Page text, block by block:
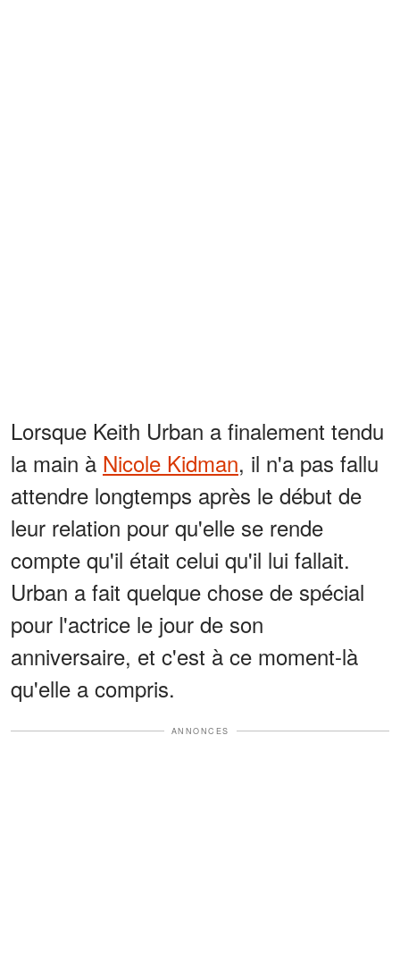
Lorsque Keith Urban a finalement tendu
la main à Nicole Kidman, il n'a pas fallu
attendre longtemps après le début de
leur relation pour qu'elle se rende
compte qu'il était celui qu'il lui fallait.
Urban a fait quelque chose de spécial
pour l'actrice le jour de son
anniversaire, et c'est à ce moment-là
qu'elle a compris.
ANNONCES